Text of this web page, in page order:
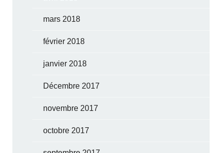
mars 2018
février 2018
janvier 2018
Décembre 2017
novembre 2017
octobre 2017